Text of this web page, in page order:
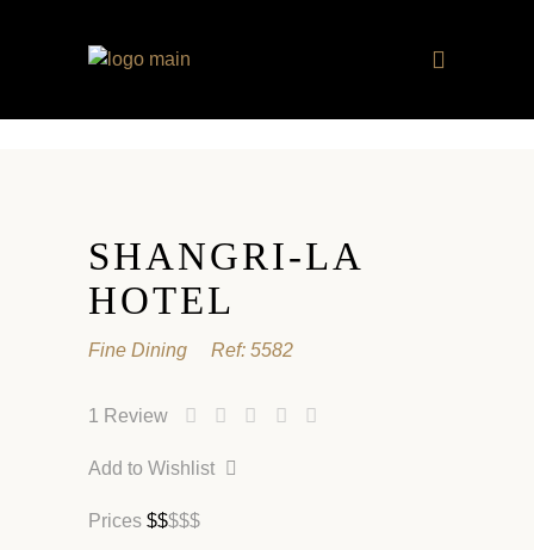
SHANGRI-LA
HOTEL
Fine Dining Ref: 5582
1 Review
Add to Wishlist
Prices $$$$$